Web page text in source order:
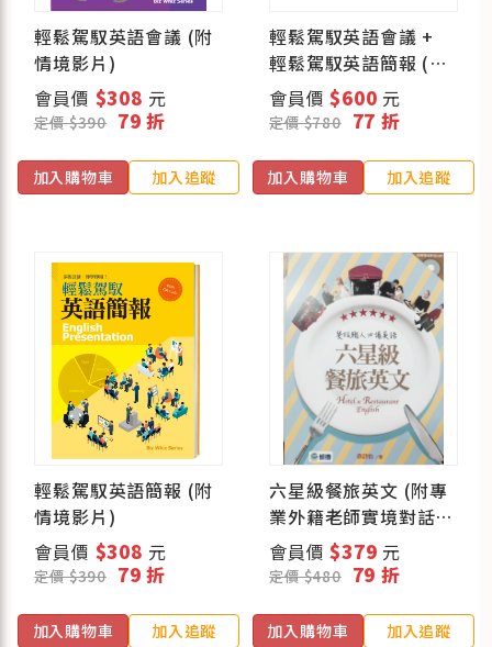
輕鬆駕馭英語會議 (附
情境影片)
會員價 $308 元
定價 $390 79 折
加入購物車 加入追蹤
輕鬆駕馭英語會議 +
輕鬆駕馭英語簡報 (附
情境影片)
會員價$600 元
定價 $780 77 折
加入購物車 加入追蹤
輕鬆駕馭英語簡報 (附
情境影片)
會員價 $308 元
定價 $390 79 折
加入購物車 加入追蹤
六星級餐旅英文 (附專
業外籍老師實境對話
MP3)
會員價$379 元
定價 $480 79 折
加入購物車 加入追蹤